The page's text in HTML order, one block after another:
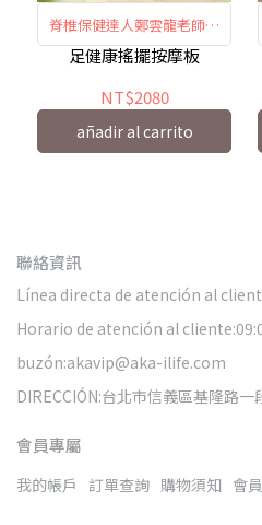
脊椎保健達人鄭雲龍老師推
薦
足健康搖擺按摩板
NT$2080
añadir al carrito
聯絡資訊
Línea directa de atención al
Horario de atención al
buzón:akavip@aka-ilife.com
DIRECCIÓN:台北市信義區基隆路一
會員專屬
我的帳戶 訂單查詢 購物須知 會